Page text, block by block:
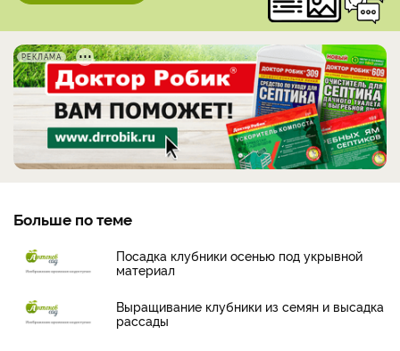
РЕКЛАМА
Больше по теме
Посадка клубники осенью под укрывной
материал
Выращивание клубники из семян и высадка
рассады